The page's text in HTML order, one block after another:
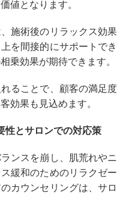
値となります。
施術後のリラックス効果
を間接的にサポートでき
乗効果が期待できます。
ることで、顧客の満足度
効果も見込めます。
性とサロンでの対応策
ンスを崩し、肌荒れやニ
緩和のためのリラクゼー
カウンセリングは、サロ